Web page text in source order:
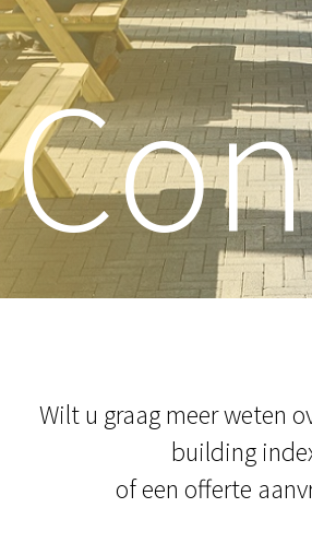
Wilt u graag meer weten
building
of een offerte